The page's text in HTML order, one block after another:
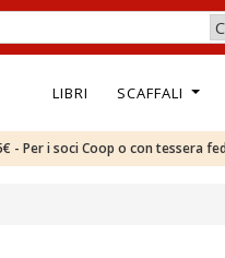
LIBRI SCAFFALI
- Per i soci Coop o con tessera